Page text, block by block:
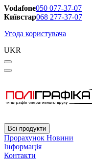
Vodafone050 077-37-07
Київстар068 277-37-07
Угода користувача
UKR
Всі продукти
Прорахунок Новини
Інформація
Контакти